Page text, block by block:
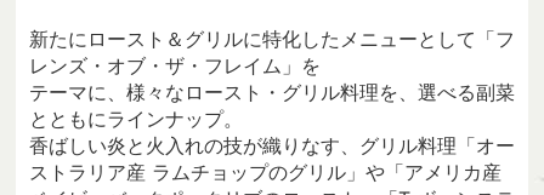
新たにロースト＆グリルに特化したメニューとして「フ
レンズ・オブ・ザ・フレイム」を
テーマに、様々なロースト・グリル料理を、選べる副菜
とともにラインナップ。
香ばしい炎と火入れの技が織りなす、グリル料理「オー
ストラリア産 ラムチョップのグリル」や「アメリカ産